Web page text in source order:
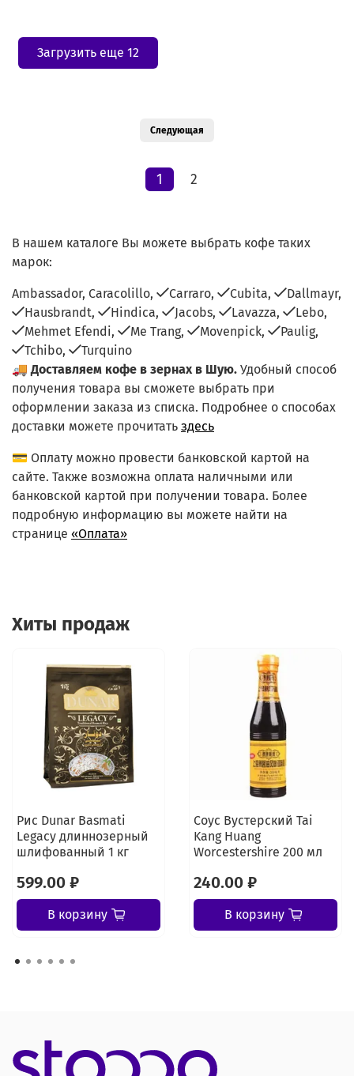
Загрузить еще 12
1 2
Следующая
В нашем каталоге Вы можете выбрать кофе таких
марок:
Ambassador, Caracolillo, Carraro, Cubita,
Dallmayr,
Hausbrandt,
Hindica, Jacobs, Lavazza,
Lebo,
Mehmet Efendi,
Me Trang, Movenpick,
Paulig,
Tchibo,
Turquino
🚚Доставляем кофе в зернах в Шую. Удобный способ
получения товара вы сможете выбрать при
оформлении заказа из списка. Подробнее о способах
доставки можете прочитать здесь
💳 Оплату можно провести банковской картой на
сайте. Также возможна оплата наличными или
банковской картой при получении товара. Более
подробную информацию вы можете найти на
странице «Оплата»
Хиты продаж
Рис Dunar Basmati
Legacy длиннозерный
шлифованный 1 кг
599.00 ₽
В корзину
Соус Вустерский Tai
Kang Huang
Worcestershire 200 мл
240.00 ₽
В корзину